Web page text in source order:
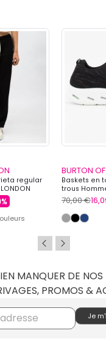
regular
BURTON
Baskets en
trous
LONDON
70,00 €
MANQUER DE
PROMOS &